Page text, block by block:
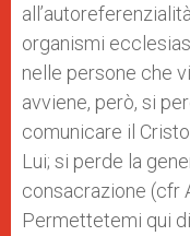
organismi
nelle persone che
avviene, però, si
comunicare il
Lui; si perde la
consacrazione (cfr
Permettetemi qui